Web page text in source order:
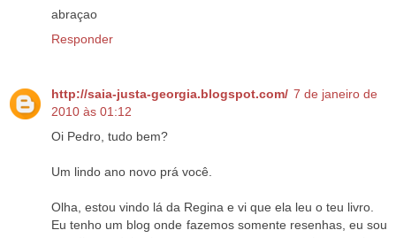
abraçao
Responder
http://saia-justa-georgia.blogspot.com/ 7 de janeiro de
2010 às 01:12
Oi Pedro, tudo bem?
Um lindo ano novo prá você.
Olha, estou vindo lá da Regina e vi que ela leu o teu livro.
Eu tenho um blog onde fazemos somente resenhas, eu sou